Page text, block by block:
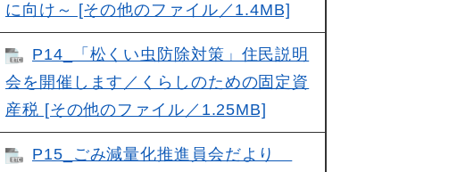
に向け～ [その他のファイル／1.4MB]
P14_「松くい虫防除対策」住民説明
会を開催します／くらしのための固定資
産税 [その他のファイル／1.25MB]
P15_ごみ減量化推進員会だより